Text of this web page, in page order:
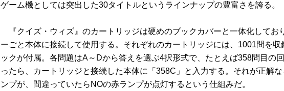
ゲーム機としては突出した30タイトルというラインナップの豊富さを誇る。
『クイズ・ウィズ』のカートリッジは硬めのブックカバーと一体化してお
ーごと本体に接続して使用する。それぞれのカートリッジには、1001問を収
ックが付属。各問題はA～Dから答えを選ぶ4択形式で、たとえば358問目の
ったら、カートリッジと接続した本体に「358C」と入力する。それが正解
ンプが、間違っていたらNOの赤ランプが点灯するという仕組みだ。